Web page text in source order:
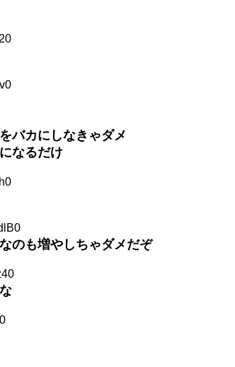
バカにしなきゃダメ
なるだけ
のも増やしちゃダメだぞ